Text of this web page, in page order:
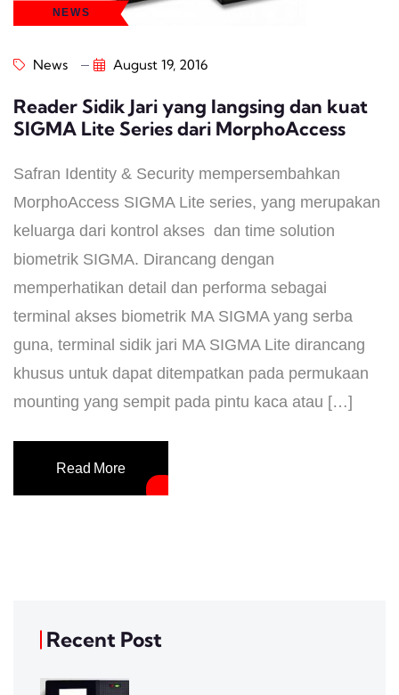
NEWS
News August 19, 2016
Reader Sidik Jari yang langsing dan kuat
SIGMA Lite Series dari MorphoAccess
Safran Identity & Security mempersembahkan
MorphoAccess SIGMA Lite series, yang merupakan
keluarga dari kontrol akses dan time solution
biometrik SIGMA. Dirancang dengan
memperhatikan detail dan performa sebagai
terminal akses biometrik MA SIGMA yang serba
guna, terminal sidik jari MA SIGMA Lite dirancang
khusus untuk dapat ditempatkan pada permukaan
mounting yang sempit pada pintu kaca atau […]
Read More
Recent Post